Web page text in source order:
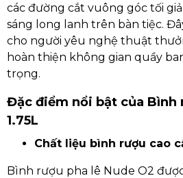
các đường cắt vuông góc tối
sáng long lanh trên bàn tiệc.
cho người yêu nghệ thuật
hoàn thiện không gian quầy
trọng.
Đặc điểm nổi bật của Bình
1.75L
Chất liệu bình rượu cao
Bình rượu pha lê Nude O2